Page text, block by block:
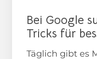
Bei Google
Tricks für
Täglich gibt es